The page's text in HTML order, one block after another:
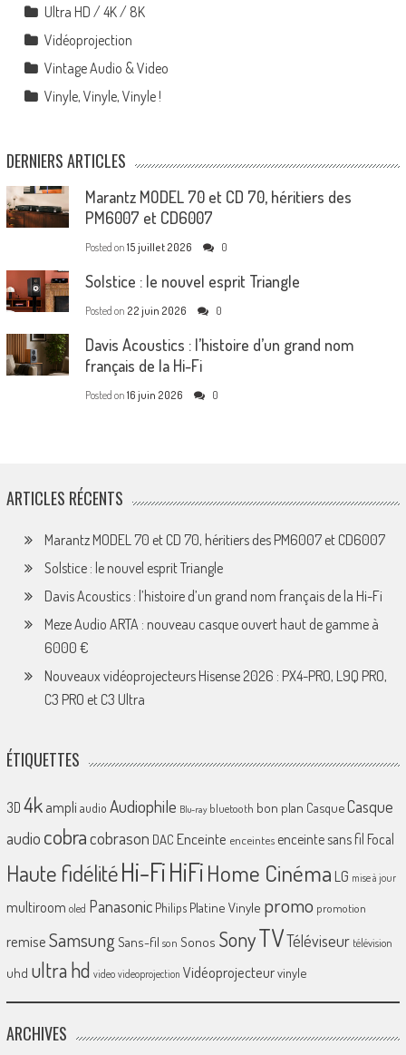
Ultra HD / 4K / 8K
Vidéoprojection
Vintage Audio & Video
Vinyle, Vinyle, Vinyle !
DERNIERS ARTICLES
Marantz MODEL 70 et CD 70, héritiers des
PM6007 et CD6007
Posted on 15 juillet 2026 0
Solstice : le nouvel esprit Triangle
Posted on 22 juin 2026 0
Davis Acoustics : l’histoire d’un grand nom
français de la Hi-Fi
Posted on 16 juin 2026 0
ARTICLES RÉCENTS
Marantz MODEL 70 et CD 70, héritiers des PM6007 et CD6007
Solstice : le nouvel esprit Triangle
Davis Acoustics : l’histoire d’un grand nom français de la Hi-Fi
Meze Audio ARTA : nouveau casque ouvert haut de gamme à
6000 €
Nouveaux vidéoprojecteurs Hisense 2026 : PX4-PRO, L9Q PRO,
C3 PRO et C3 Ultra
ÉTIQUETTES
3D 4k ampliaudio Audiophile Blu-ray bluetooth bon plan CasqueCasque
audio cobracobrason DAC Enceinte enceintes enceinte sans fil Focal
Haute fidélitéHi-FiHiFiHome Cinéma LG mise à jour
multiroom oled Panasonic Philips Platine Vinyle promo promotion
remiseSamsungSans-fil son Sonos SonyTVTéléviseur télévision
uhd ultra hd video videoprojection Vidéoprojecteurvinyle
ARCHIVES